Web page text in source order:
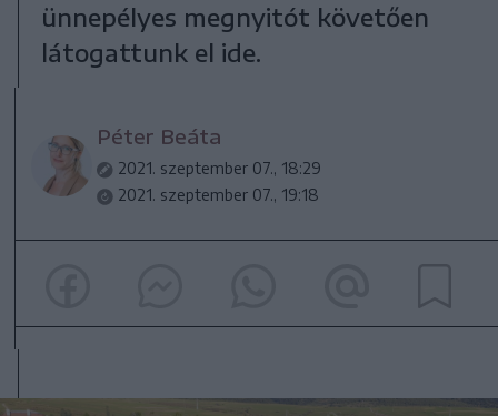
ünnepélyes megnyitót követően
látogattunk el ide.
Péter Beáta
2021. szeptember 07., 18:29
2021. szeptember 07., 19:18